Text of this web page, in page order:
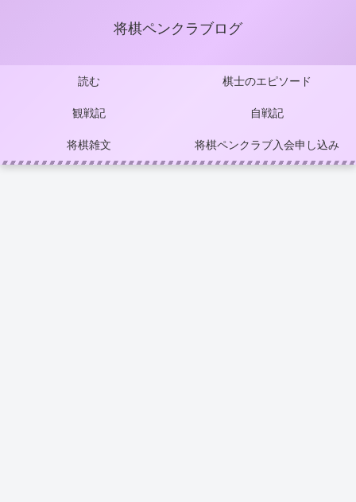
将棋ペンクラブログ
読む 棋士のエピソード
観戦記 自戦記
将棋雑文 将棋ペンクラブ入会申し込み